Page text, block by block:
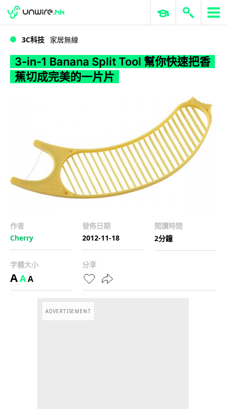
WWDC 2026 ERP 與商業 AI
3C科技 家居無線
3-in-1 Banana Split Tool 幫你快速把香
蕉切成完美的一片片
作者
Cherry
發佈日期
2012-11-18
閱讀時間
2分鐘
字體大小
AAA
分享
ADVERTISEMENT